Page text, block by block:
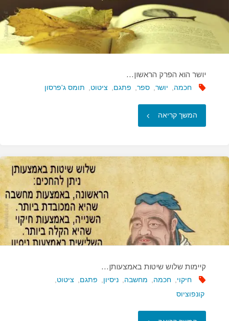
יושר הוא הפרק הראשון…
חכמה, יושר, ספר, פתגם, ציטוט, תומס ג'פרסון
המשך קריאה "יושר
הפרק
הראשון…"
קיימות שלוש שיטות באמצעותן…
חיקוי, חכמה, מחשבה, ניסיון, פתגם, ציטוט,
קונפוציוס